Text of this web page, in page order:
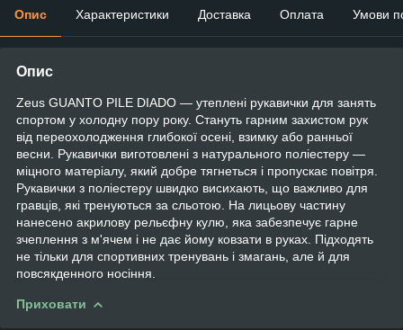
Опис Характеристики Доставка Оплата Умови
Опис
Zeus GUANTO PILE DIADO — утеплені рукавички для занять
спортом у холодну пору року. Стануть гарним захистом рук
від переохолодження глибокої осені, взимку або ранньої
весни. Рукавички виготовлені з натурального поліестеру —
міцного матеріалу, який добре тягнеться і пропускає повітря.
Рукавички з поліестеру швидко висихають, що важливо для
гравців, які тренуються за сльотою. На лицьову частину
нанесено акрилову рельєфну кулю, яка забезпечує гарне
зчеплення з м'ячем і не дає йому ковзати в руках. Підходять
не тільки для спортивних тренувань і змагань, але й для
повсякденного носіння.
Приховати